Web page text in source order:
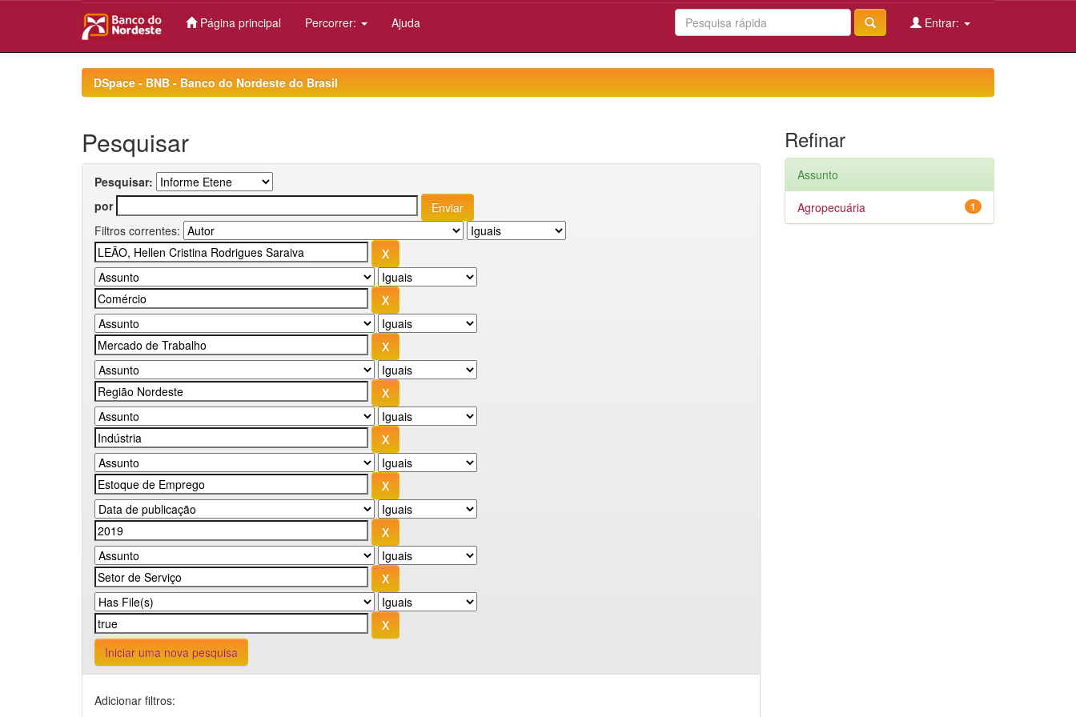
Página principal Percorrer: Ajuda Entrar:
DSpace - BNB - Banco do Nordeste do Brasil
Pesquisar
Pesquisar:
por
Filtros correntes:
Iniciar uma nova pesquisa
Adicionar filtros:
Refinar
Assunto
1
Agropecuária